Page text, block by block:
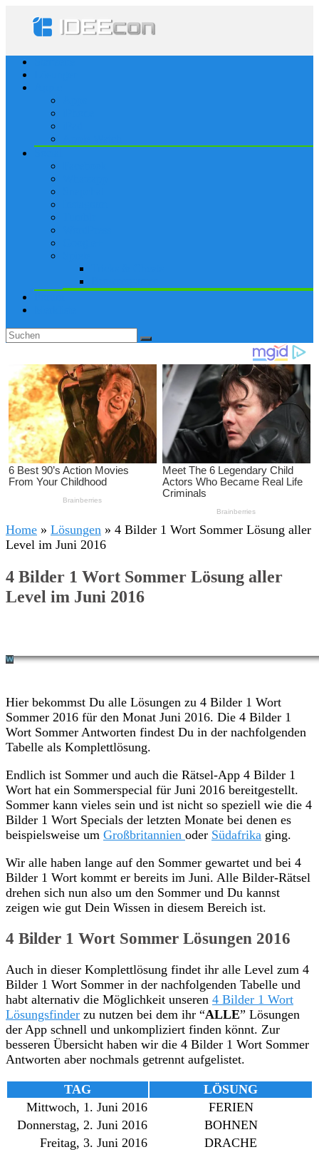
Home » Lösungen » 4 Bilder 1 Wort Sommer Lösung aller
Level im Juni 2016
4 Bilder 1 Wort Sommer Lösung aller
Level im Juni 2016
Hier bekommst Du alle Lösungen zu 4 Bilder 1 Wort
Sommer 2016 für den Monat Juni 2016. Die 4 Bilder 1
Wort Sommer Antworten findest Du in der nachfolgenden
Tabelle als Komplettlösung.
Endlich ist Sommer und auch die Rätsel-App 4 Bilder 1
Wort hat ein Sommerspecial für Juni 2016 bereitgestellt.
Sommer kann vieles sein und ist nicht so speziell wie die 4
Bilder 1 Wort Specials der letzten Monate bei denen es
beispielsweise um Großbritannien oder Südafrika ging.
Wir alle haben lange auf den Sommer gewartet und bei 4
Bilder 1 Wort kommt er bereits im Juni. Alle Bilder-Rätsel
drehen sich nun also um den Sommer und Du kannst
zeigen wie gut Dein Wissen in diesem Bereich ist.
4 Bilder 1 Wort Sommer Lösungen 2016
Auch in dieser Komplettlösung findet ihr alle Level zum 4
Bilder 1 Wort Sommer in der nachfolgenden Tabelle und
habt alternativ die Möglichkeit unseren 4 Bilder 1 Wort
Lösungsfinder zu nutzen bei dem ihr “ALLE” Lösungen
der App schnell und unkompliziert finden könnt. Zur
besseren Übersicht haben wir die 4 Bilder 1 Wort Sommer
Antworten aber nochmals getrennt aufgelistet.
TAG
LÖSUNG
Mittwoch, 1. Juni 2016
FERIEN
Donnerstag, 2. Juni 2016
BOHNEN
Freitag, 3. Juni 2016
DRACHE